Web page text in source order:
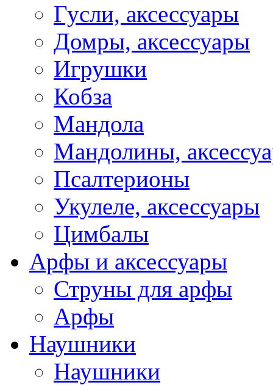
Гусли, аксессуары
Домры, аксессуары
Игрушки
Кобза
Мандола
Мандолины,
Псалтерионы
Укулеле, аксессуары
Цимбалы
Арфы и аксессуары
Струны для арфы
Арфы
Наушники
Наушники